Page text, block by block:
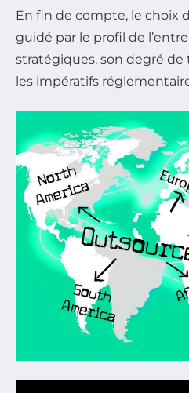
En fin de compte, le choix
guidé par le profil de
stratégiques, son degré de
les impératifs